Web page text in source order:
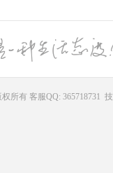
所有 客服QQ: 365718731